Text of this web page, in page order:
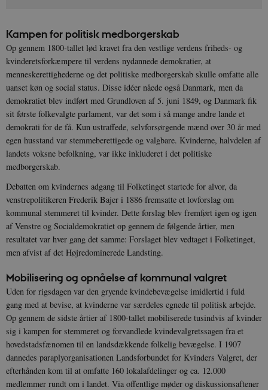
Kampen for politisk medborgerskab
Op gennem 1800-tallet lød kravet fra den vestlige verdens friheds- og
kvinderetsforkæmpere til verdens nydannede demokratier, at
menneskerettighederne og det politiske medborgerskab skulle omfatte alle
uanset køn og social status. Disse idéer nåede også Danmark, men da
demokratiet blev indført med Grundloven af 5. juni 1849, og Danmark fik
sit første folkevalgte parlament, var det som i så mange andre lande et
demokrati for de få. Kun ustraffede, selvforsørgende mænd over 30 år med
egen husstand var stemmeberettigede og valgbare. Kvinderne, halvdelen af
landets voksne befolkning, var ikke inkluderet i det politiske
medborgerskab.
Debatten om kvindernes adgang til Folketinget startede for alvor, da
venstrepolitikeren Frederik Bajer i 1886 fremsatte et lovforslag om
kommunal stemmeret til kvinder. Dette forslag blev fremført igen og igen
af Venstre og Socialdemokratiet op gennem de følgende årtier, men
resultatet var hver gang det samme: Forslaget blev vedtaget i Folketinget,
men afvist af det Højredominerede Landsting.
Mobilisering og opnåelse af kommunal valgret
Uden for rigsdagen var den gryende kvindebevægelse imidlertid i fuld
gang med at bevise, at kvinderne var særdeles egnede til politisk arbejde.
Op gennem de sidste årtier af 1800-tallet mobiliserede tusindvis af kvinder
sig i kampen for stemmeret og forvandlede kvindevalgretssagen fra et
hovedstadsfænomen til en landsdækkende folkelig bevægelse. I 1907
dannedes paraplyorganisationen Landsforbundet for Kvinders Valgret, der
efterhånden kom til at omfatte 160 lokalafdelinger og ca. 12.000
medlemmer rundt om i landet. Via offentlige møder og diskussionsaftener